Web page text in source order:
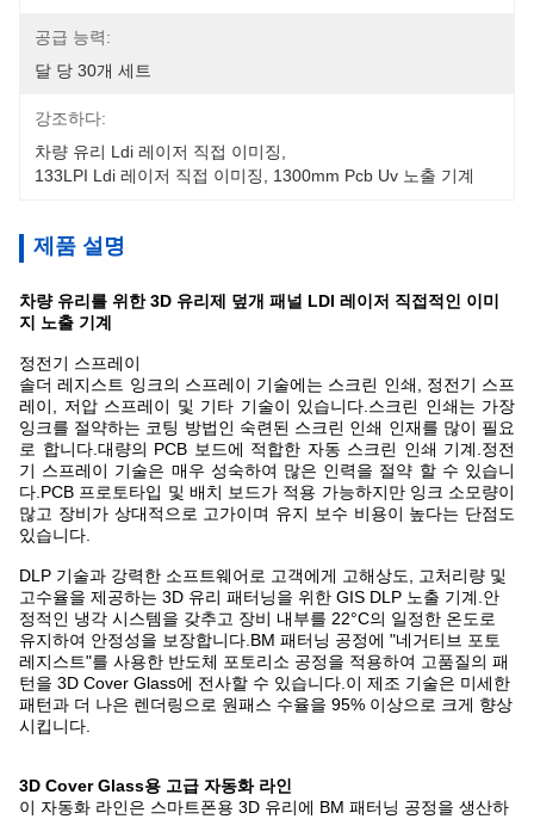
공급 능력:
달 당 30개 세트
강조하다:
차량 유리 Ldi 레이저 직접 이미징
133LPI Ldi 레이저 직접 이미징
1300mm Pcb Uv 노출 기계
제품 설명
차량 유리를 위한 3D 유리제 덮개 패널 LDI 레이저 직접적인 이미
지 노출 기계
정전기 스프레이
솔더 레지스트 잉크의 스프레이 기술에는 스크린 인쇄, 정전기 스프
레이, 저압 스프레이 및 기타 기술이 있습니다.스크린 인쇄는 가장
잉크를 절약하는 코팅 방법인 숙련된 스크린 인쇄 인재를 많이 필요
로 합니다.대량의 PCB 보드에 적합한 자동 스크린 인쇄 기계.정전
기 스프레이 기술은 매우 성숙하여 많은 인력을 절약 할 수 있습니
다.PCB 프로토타입 및 배치 보드가 적용 가능하지만 잉크 소모량이
많고 장비가 상대적으로 고가이며 유지 보수 비용이 높다는 단점도
있습니다.
DLP 기술과 강력한 소프트웨어로 고객에게 고해상도, 고처리량 및
고수율을 제공하는 3D 유리 패터닝을 위한 GIS DLP 노출 기계.안
정적인 냉각 시스템을 갖추고 장비 내부를 22°C의 일정한 온도로
유지하여 안정성을 보장합니다.BM 패터닝 공정에 "네거티브 포토
레지스트"를 사용한 반도체 포토리소 공정을 적용하여 고품질의 패
턴을 3D Cover Glass에 전사할 수 있습니다.이 제조 기술은 미세한
패턴과 더 나은 렌더링으로 원패스 수율을 95% 이상으로 크게 향상
시킵니다.
3D Cover Glass용 고급 자동화 라인
이 자동화 라인은 스마트폰용 3D 유리에 BM 패터닝 공정을 생산하